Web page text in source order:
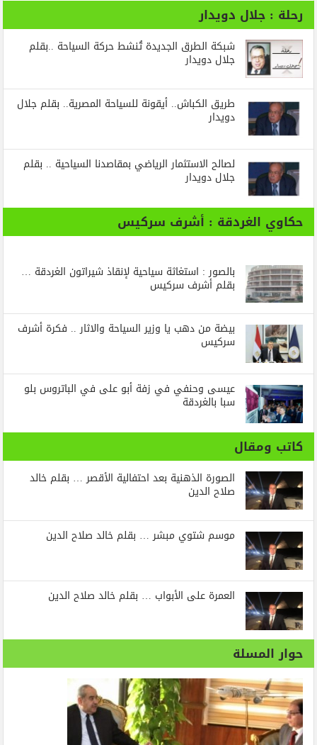
رحلة : جلال دويدار
شبكة الطرق الجديدة تُنشط حركة السياحة ..بقلم
جلال دويدار
طريق الكباش.. أيقونة للسياحة المصرية.. بقلم جلال
دويدار
لصالح الاستثمار الرياضي بمقاصدنا السياحية .. بقلم
جلال دويدار
حكاوي الغردقة : أشرف سركيس
بالصور : استغاثة سياحية لإنقاذ شيراتون الغردقة …
بقلم أشرف سركيس
بيضة من دهب يا وزير السياحة والاثار .. فكرة أشرف
سركيس
عيسى وحنفي في زفة أبو على في الباتروس بلو
سبا بالغردقة
كاتب ومقال
الصورة الذهنية بعد احتفالية الأقصر … بقلم خالد
صلاح الدين
موسم شتوي مبشر … بقلم خالد صلاح الدين
العمرة على الأبواب … بقلم خالد صلاح الدين
حوار المسلة